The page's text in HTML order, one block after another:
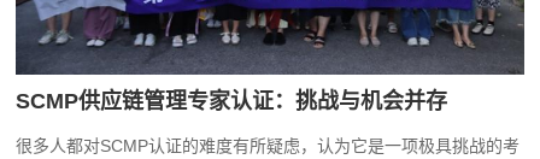
SCMP供应链管理专家认证：挑战与机会并存
很多人都对SCMP认证的难度有所疑虑，认为它是一项极具挑战的考